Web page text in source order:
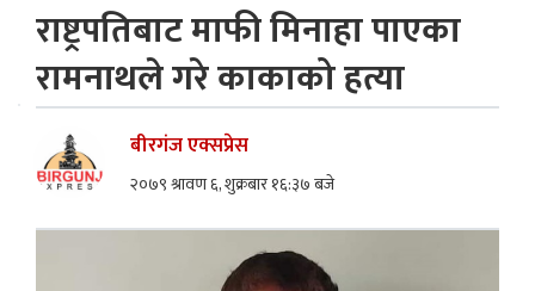
राष्ट्रपतिबाट माफी मिनाहा पाएका
रामनाथले गरे काकाको हत्या
बीरगंज एक्सप्रेस
२०७९ श्रावण ६, शुक्रबार १६:३७ बजे